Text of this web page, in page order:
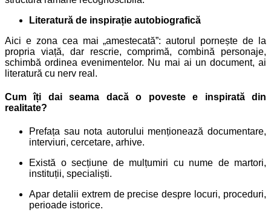
Literatură de inspirație autobiografică
Aici e zona cea mai „amestecată”: autorul pornește de la
propria viață, dar rescrie, comprimă, combină personaje,
schimbă ordinea evenimentelor. Nu mai ai un document, ai
literatură cu nerv real.
Cum îți dai seama dacă o poveste e inspirată din
realitate?
Prefața sau nota autorului menționează documentare,
interviuri, cercetare, arhive.
Există o secțiune de mulțumiri cu nume de martori,
instituții, specialiști.
Apar detalii extrem de precise despre locuri, proceduri,
perioade istorice.